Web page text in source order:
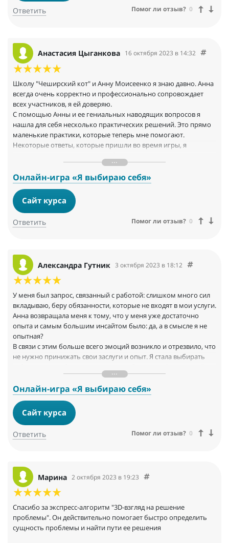
Ответить Помог ли отзыв? 0
Анастасия Цыганкова 16 октября 2023 в 14:32
Школу "Чеширский кот" и Анну Моисеенко я знаю давно. Анна
всегда очень корректно и профессионально сопровождает
всех участников, я ей доверяю.
С помощью Анны и ее гениальных наводящих вопросов я
нашла для себя несколько практических решений. Это прямо
маленькие практики, которые теперь мне помогают.
Некоторые ответы, которые пришли во время игры, я
За время игры запрос получает новые грани, можно по
новому взглянуть на ситуацию. Это дает новый взгляд и
приводит к решению.
Онлайн-игра «Я выбираю себя»
Сайт курса
Ответить Помог ли отзыв? 0
Александра Гутник 3 октября 2023 в 18:12
У меня был запрос, связанный с работой: слишком много сил
вкладываю, беру обязанности, которые не входят в мои услуги.
Анна возвращала меня к тому, что у меня уже достаточно
опыта и самым большим инсайтом было: да, а в смысле я не
опытная?
В связи с этим больше всего эмоций возникло и отрезвило, что
не нужно принижать свои заслуги и опыт. Я стала выбирать
Онлайн-игра «Я выбираю себя»
Сайт курса
Ответить Помог ли отзыв? 0
Марина 2 октября 2023 в 19:23
Спасибо за экспресс-алгоритм "3D-взгляд на решение
проблемы". Он действительно помогает быстро определить
сущность проблемы и найти пути ее решения